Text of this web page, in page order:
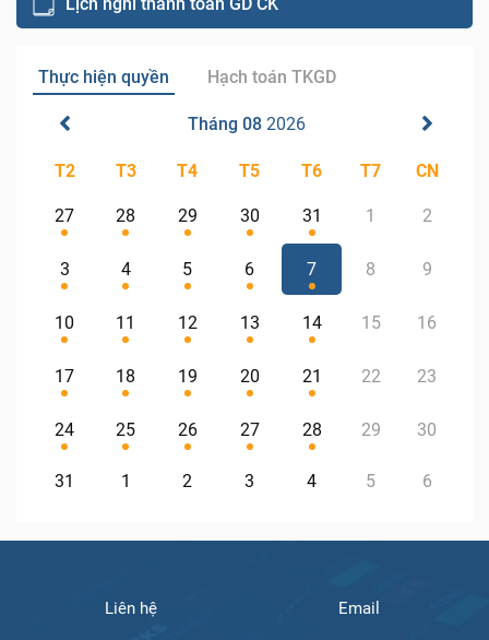
Thực hiện quyền Hạch toán TKGD
Tháng 08 2026
T2 T3 T4 T5 T6 T7 CN
27 28 29 30 31 1 2
3 4 5 6 7 8 9
10 11 12 13 14 15 16
17 18 19 20 21 22 23
24 25 26 27 28 29 30
31 1 2 3 4 5 6
Liên hệ Email